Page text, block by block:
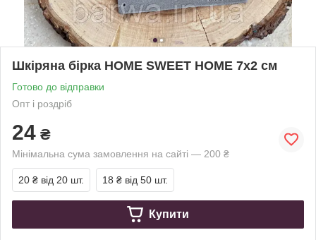
Шкіряна бірка HOME SWEET HOME 7х2 см
Готово до відправки
Опт і роздріб
24 ₴
Мінімальна сума замовлення на сайті — 200 ₴
20 ₴ від 20 шт. 18 ₴ від 50 шт.
Купити